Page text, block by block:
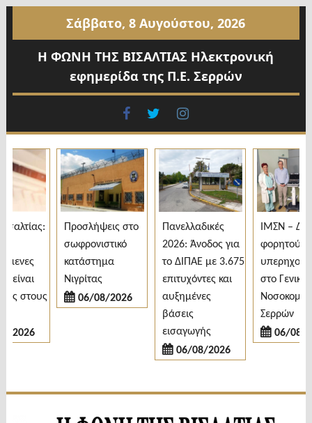
περιεχόμενο
Σάββατο, 8 Αυγούστου, 2026
Η ΦΩΝΗ ΤΗΣ ΒΙΣΑΛΤΙΑΣ Ηλεκτρονική
εφημερίδα της Π.Ε. Σερρών
facebook
twitter
στους
Προσλήψεις στο
σωφρονιστικό
κατάστημα
Νιγρίτας
06/08/2026
Πανελλαδικές
2026: Άνοδος για
το ΔΙΠΑΕ με 3.675
επιτυχόντες και
αυξημένες
βάσεις
εισαγωγής
06/08/2026
ΙΜΣΝ –
φορητού
στο Γενικό
Νοσοκομείο
Σερρών
06/08/